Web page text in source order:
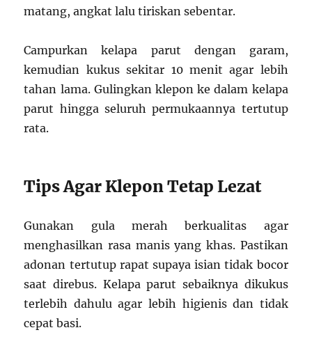
matang, angkat lalu tiriskan sebentar.
Campurkan kelapa parut dengan garam,
kemudian kukus sekitar 10 menit agar lebih
tahan lama. Gulingkan klepon ke dalam kelapa
parut hingga seluruh permukaannya tertutup
rata.
Tips Agar Klepon Tetap Lezat
Gunakan gula merah berkualitas agar
menghasilkan rasa manis yang khas. Pastikan
adonan tertutup rapat supaya isian tidak bocor
saat direbus. Kelapa parut sebaiknya dikukus
terlebih dahulu agar lebih higienis dan tidak
cepat basi.